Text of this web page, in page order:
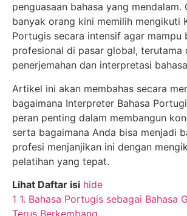
penguasaan bahasa yang mendalam.
banyak orang kini memilih mengikuti
Portugis secara intensif agar mampu
profesional di pasar global, terutama
penerjemahan dan interpretasi
Artikel ini akan membahas secara
bagaimana Interpreter Bahasa
peran penting dalam membangun
serta bagaimana Anda bisa menjadi
profesi menjanjikan ini dengan
pelatihan yang tepat.
Lihat Daftar isi hide
1 1. Bahasa Portugis sebagai Bahasa